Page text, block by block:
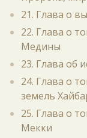
21. Глава о
22. Глава о
Медины
23. Глава об
24. Глава о
земель
25. Глава о
Мекки